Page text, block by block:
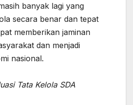
banyak lagi yang
secara benar dan tepat
memberikan jaminan
dan menjadi
nasional.
Tata Kelola SDA